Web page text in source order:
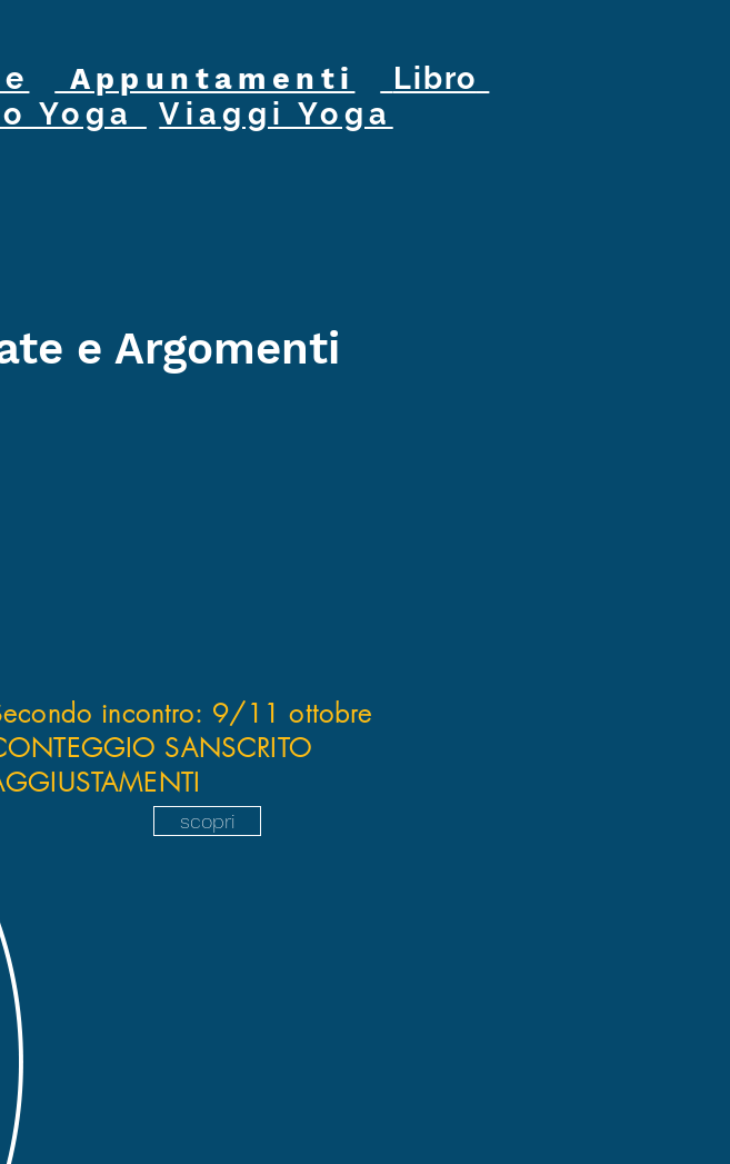
Appuntamenti
Libro
Yoga
Viaggi Yoga
e Argomenti
incontro: 9/11 ottobre
SANSCRITO
scopri